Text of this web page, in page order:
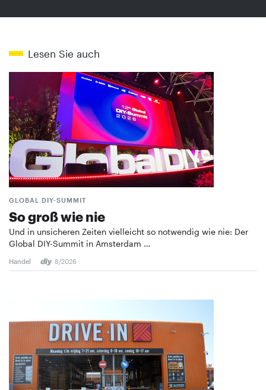
Lesen Sie auch
GLOBAL DIY-SUMMIT
So groß wie nie
Und in unsicheren Zeiten vielleicht so notwendig wie nie: Der
Global DIY-Summit in Amsterdam …
Handel 8/2026